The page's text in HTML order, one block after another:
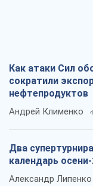
Как атаки Сил
сократили
нефтепродуктов
Андрей Клименко
Два
календарь
Александр Липенко